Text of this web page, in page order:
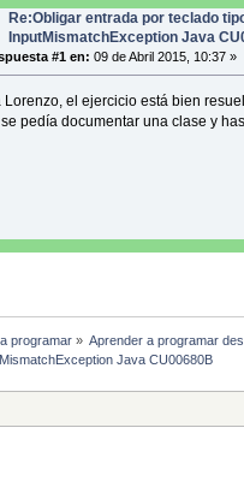
operar =
entrada = new
(valor != 4);
del
final main
Re:Obligar entrada por teclado
InputMismatchException Java
#1 en: 09 de Abril 2015, 10:37 »
Lorenzo, el ejercicio está bien
pedía documentar una clase y
programar» Aprender a programar
Java CU00680B